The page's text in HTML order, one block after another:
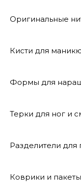
Оригинальные
Кисти для
Формы для
Терки для ног и
Разделители для
Коврики и